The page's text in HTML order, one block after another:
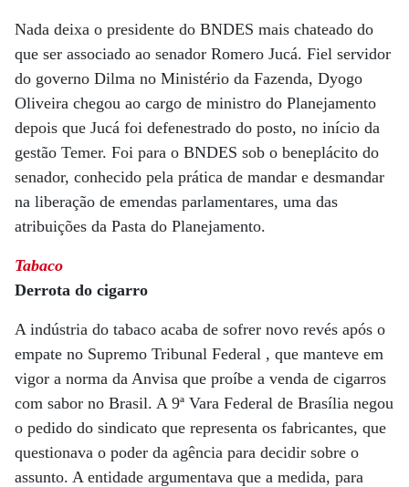
Nada deixa o presidente do BNDES mais chateado do
que ser associado ao senador Romero Jucá. Fiel servidor
do governo Dilma no Ministério da Fazenda, Dyogo
Oliveira chegou ao cargo de ministro do Planejamento
depois que Jucá foi defenestrado do posto, no início da
gestão Temer. Foi para o BNDES sob o beneplácito do
senador, conhecido pela prática de mandar e desmandar
na liberação de emendas parlamentares, uma das
atribuições da Pasta do Planejamento.
Tabaco
Derrota do cigarro
A indústria do tabaco acaba de sofrer novo revés após o
empate no Supremo Tribunal Federal , que manteve em
vigor a norma da Anvisa que proíbe a venda de cigarros
com sabor no Brasil. A 9ª Vara Federal de Brasília negou
o pedido do sindicato que representa os fabricantes, que
questionava o poder da agência para decidir sobre o
assunto. A entidade argumentava que a medida, para